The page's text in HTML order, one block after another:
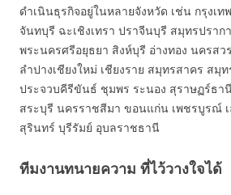
ดำเนินธุรกิจอยู่ในหลายจังหวัด เช่น กรุงเ
จันทบุรี ฉะเชิงเทรา ปราจีนบุรี สมุทรปรา
พระนครศรีอยุธยา สิงห์บุรี อ่างทอง นครส
ลำปางเชียงใหม่ เชียงราย สมุทรสาคร สมุ
ประจวบคีรีขันธ์ ชุมพร ระนอง สุราษฏร์ธา
สระบุรี นครราชสีมา ขอนแก่น เพชรบูรณ์
สุรินทร์ บุรีรัมย์ อุบลราชธานี
ทีมงานทนายความ ที่ไว้วางใจได้